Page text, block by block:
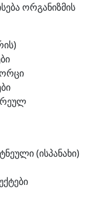
ორგანიზმის
(ისპანახი)